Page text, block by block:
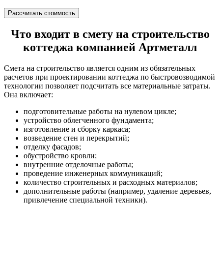
Рассчитать стоимость
Что входит в смету на строительство
коттеджа компанией Артметалл
Смета на строительство является одним из обязательных
расчетов при проектировании коттеджа по быстровозводимой
технологии позволяет подсчитать все материальные затраты.
Она включает:
подготовительные работы на нулевом цикле;
устройство облегченного фундамента;
изготовление и сборку каркаса;
возведение стен и перекрытий;
отделку фасадов;
обустройство кровли;
внутренние отделочные работы;
проведение инженерных коммуникаций;
количество строительных и расходных материалов;
дополнительные работы (например, удаление деревьев,
привлечение специальной техники).